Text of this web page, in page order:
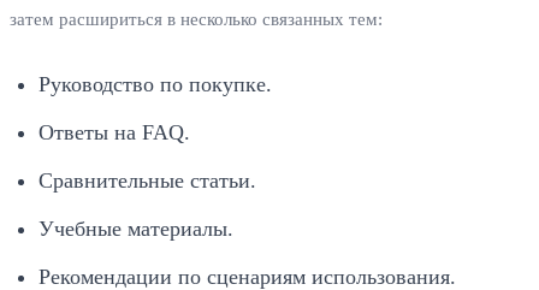
затем расшириться в несколько связанных тем:
Руководство по покупке.
Ответы на FAQ.
Сравнительные статьи.
Учебные материалы.
Рекомендации по сценариям использования.